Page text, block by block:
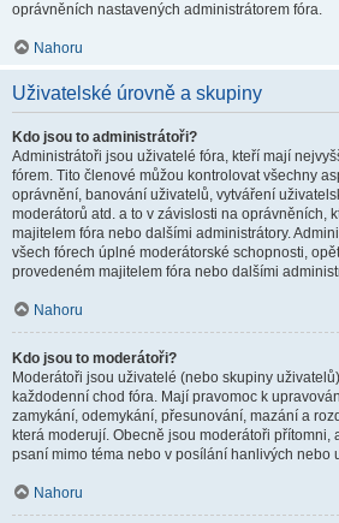
oprávněních nastavených administrátorem fóra.
Nahoru
Uživatelské úrovně a skupiny
Kdo jsou to administrátoři?
Administrátoři jsou uživatelé fóra, kteří mají
fórem. Tito členové můžou kontrolovat všechny
oprávnění, banování uživatelů, vytváření
moderátorů atd. a to v závislosti na oprávněních,
majitelem fóra nebo dalšími administrátory.
všech fórech úplné moderátorské schopnosti,
provedeném majitelem fóra nebo dalšími
Nahoru
Kdo jsou to moderátoři?
Moderátoři jsou uživatelé (nebo skupiny
každodenní chod fóra. Mají pravomoc k
zamykání, odemykání, přesunování, mazání a
která moderují. Obecně jsou moderátoři přítomni,
psaní mimo téma nebo v posílání hanlivých nebo
Nahoru